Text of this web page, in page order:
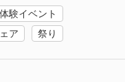
体験イベント
ア
祭り